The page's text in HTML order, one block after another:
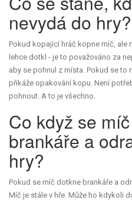
nevydá do hry?
Pokud kopající hráč kopne míč, ale
lehce dotkl - je to považováno za
aby se pohnul z místa. Pokud se to
přikáže opakování kopu. Není
pohnout. A to je všechno.
Co když se
brankáře a
hry?
Pokud se míč dotkne brankáře a
Míč je stále v hře. Může ho kdykoli